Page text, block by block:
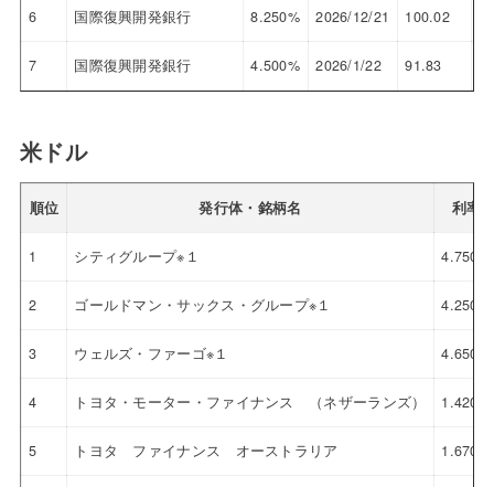
6 国際復興開発銀行 8.250% 2026/12/21 100.02
7 国際復興開発銀行 4.500% 2026/1/22 91.83
米ドル
順位 発行体・銘柄名 利率
1 シティグループ※１ 4.750%
2 ゴールドマン・サックス・グループ※１ 4.250%
3 ウェルズ・ファーゴ※１ 4.650%
4 トヨタ・モーター・ファイナンス （ネザーランズ） 1.420%
5 トヨタ ファイナンス オーストラリア 1.670%